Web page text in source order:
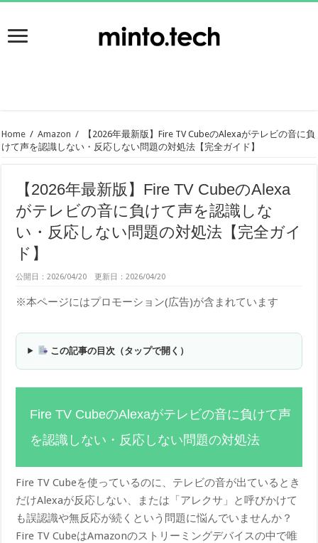
Home / Amazon /
【2026年最新版】Fire TV CubeのAlexaがテレビの音に負
けて声を認識しない・反応しない問題の対処法【完全ガイド】
【2026年最新版】Fire TV CubeのAlexa
がテレビの音に負けて声を認識しな
い・反応しない問題の対処法【完全ガイ
ド】
公開日：2026/04/20 更新日：2026/04/20
※本ページにはプロモーション(広告)が含まれています
この記事の目次（タップで開く）
Fire TV CubeのAlexaがテレビの音に負けて声
を認識しない・反応しない問題の対処法
Fire TV Cubeを使っているのに、テレビの音が出ているとき
だけAlexaが反応しない、または「アレクサ」と呼びかけて
も誤認識や無反応が続くという問題に悩んでいませんか？
Fire TV CubeはAmazonのストリーミングデバイスの中で唯